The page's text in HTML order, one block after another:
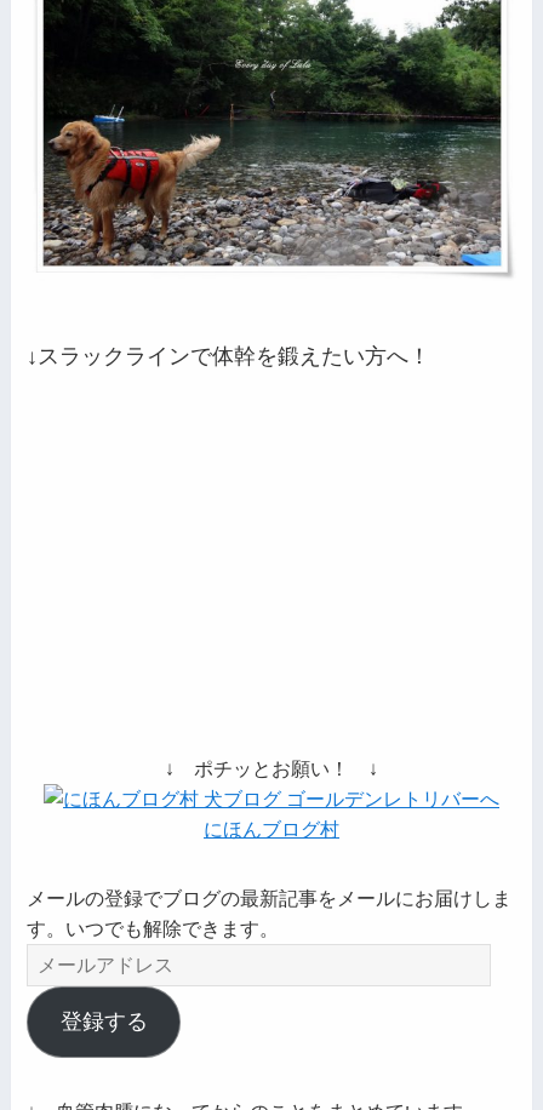
↓スラックラインで体幹を鍛えたい方へ！
↓ ポチッとお願い！ ↓
にほんブログ村
メールの登録でブログの最新記事をメールにお届けしま
す。いつでも解除できます。
メ
ー
ル
ア
登録する